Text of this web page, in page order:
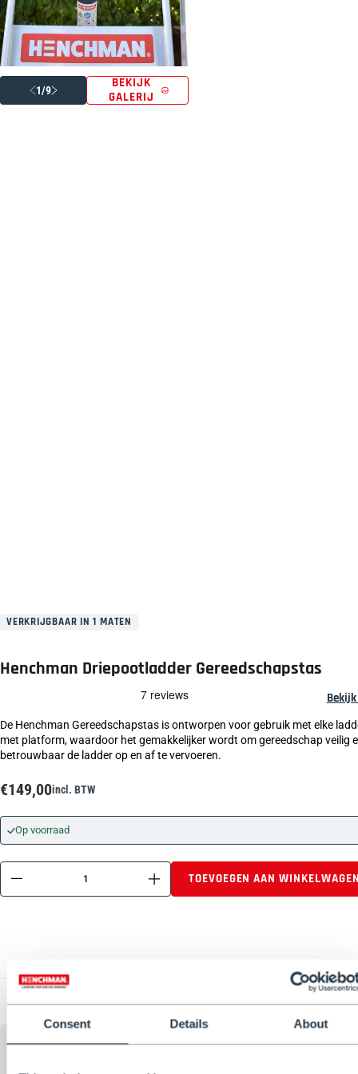
Consent Details About
1/9
BEKIJK
GALERIJ
VERKRIJGBAAR IN 1 MATEN
Henchman Driepootladder Gereedschapstas
De Henchman Gereedschapstas is ontworpen voor gebruik met elke
met platform, waardoor het gemakkelijker wordt om gereedschap veilig
betrouwbaar de ladder op en af te vervoeren.
€149,00incl. BTW
Op voorraad
TOEVOEGEN AAN